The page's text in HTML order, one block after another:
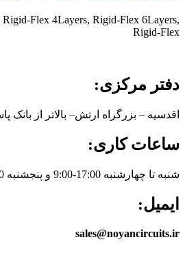
Flex 4Layers, Rigid-Flex 6Layers,
Rigid-Flex
دفتر مرکزی:
اقدسیه – بزرگراه ارتش– بالاتر از بانک
ساعات کاری:
شنبه تا چهارشنبه 17:00-9:00 و پنجشنبه 12:00-9:00
ایمیل:
sales@noyancircuits.ir